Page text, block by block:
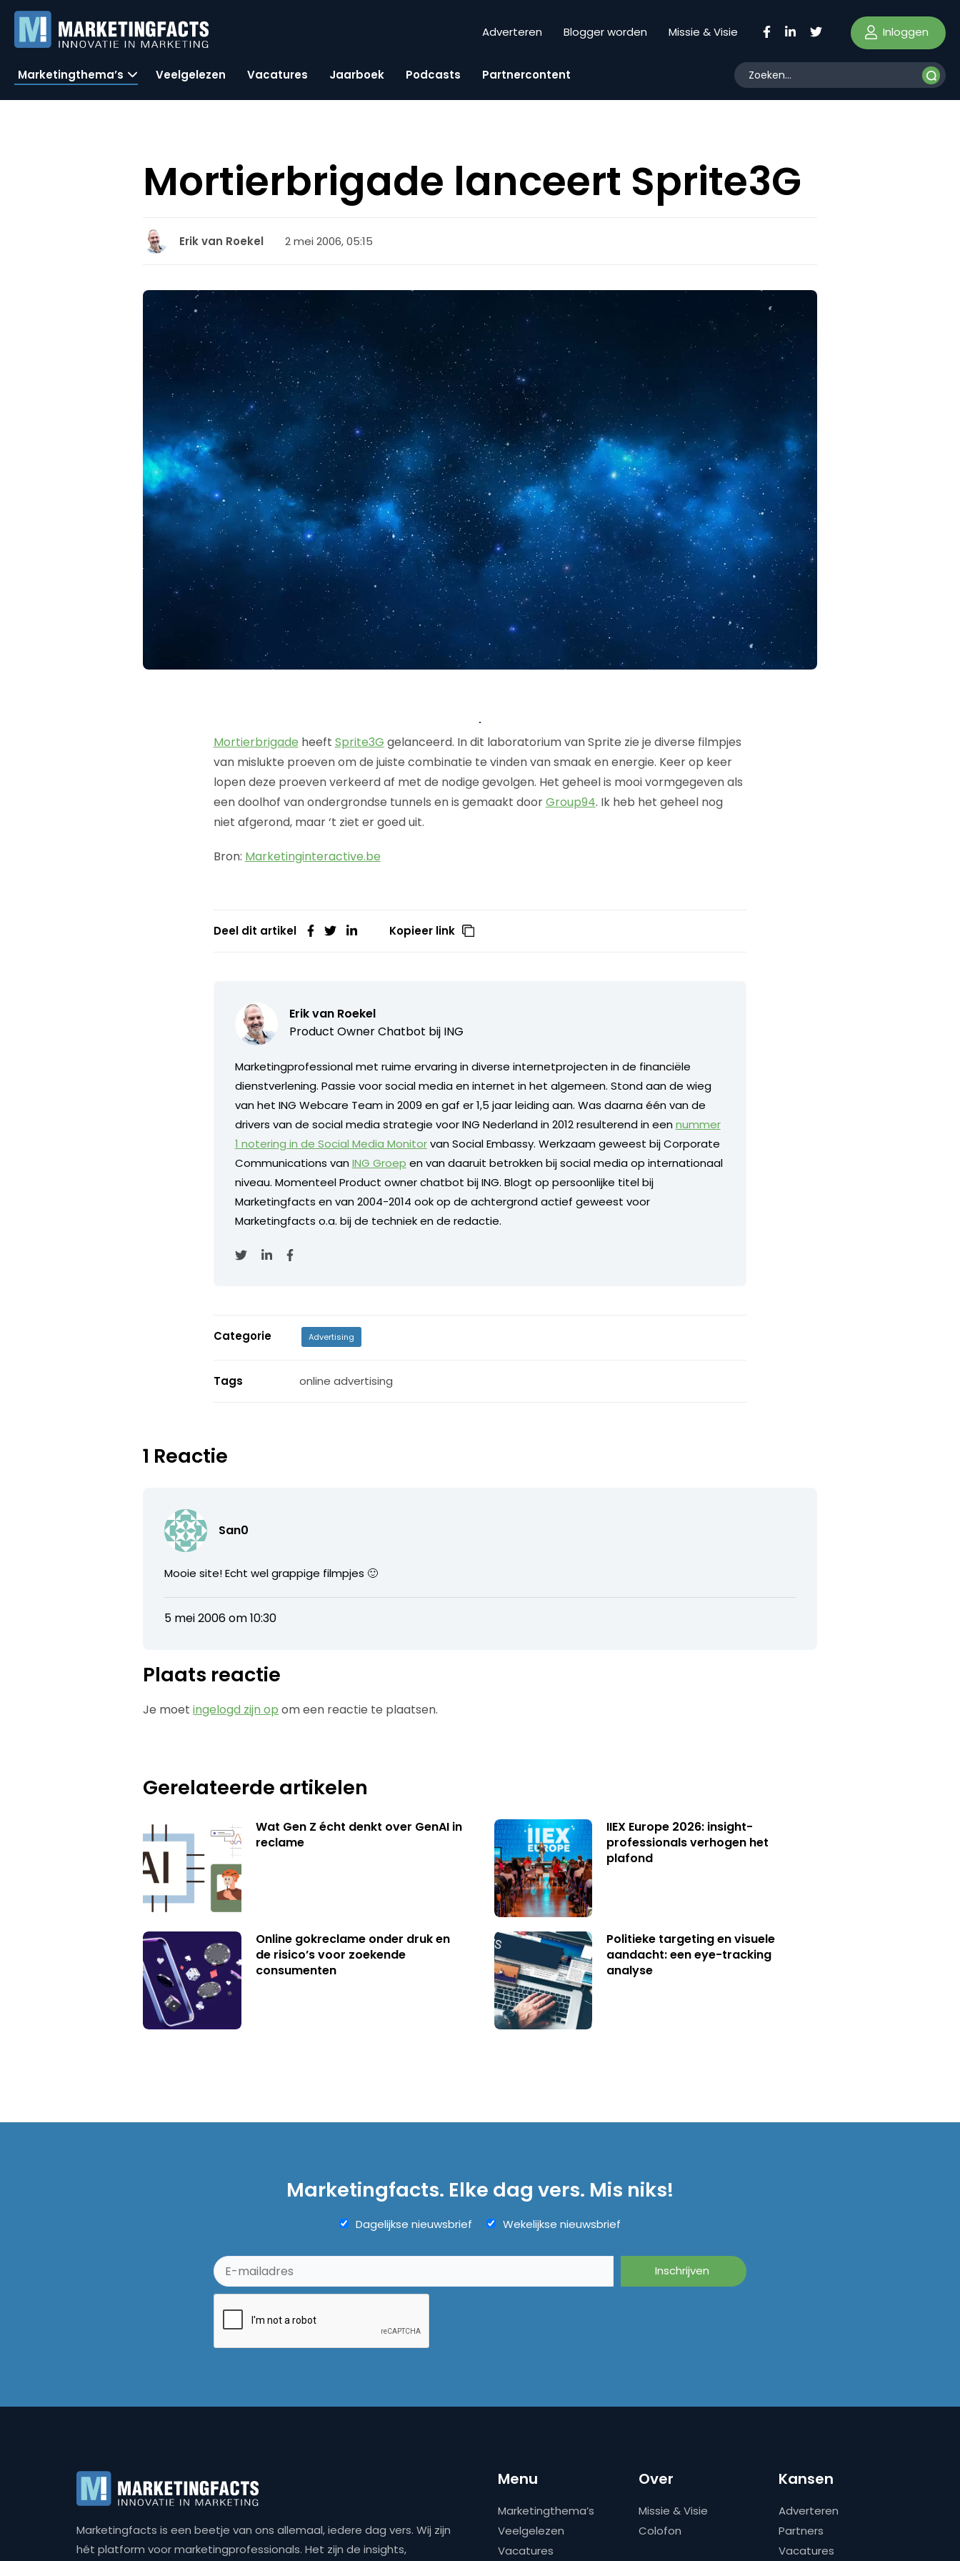
Adverteren Blogger worden Missie & Visie Inloggen
Marketingthema’s Veelgelezen Vacatures Jaarboek Podcasts Partnercontent
Mortierbrigade lanceert Sprite3G
Erik van Roekel 2 mei 2006, 05:15
Mortierbrigade heeft Sprite3G gelanceerd. In dit laboratorium van Sprite zie je diverse filmpjes
van mislukte proeven om de juiste combinatie te vinden van smaak en energie. Keer op keer
lopen deze proeven verkeerd af met de nodige gevolgen. Het geheel is mooi vormgegeven als
een doolhof van ondergrondse tunnels en is gemaakt doorGroup94. Ik heb het geheel nog
niet afgerond, maar ‘t ziet er goed uit.
Bron: Marketinginteractive.be
Deel dit artikel Kopieer link
Erik van Roekel
Product Owner Chatbot bij ING
Marketingprofessional met ruime ervaring in diverse internetprojecten in de financiële
dienstverlening. Passie voor social media en internet in het algemeen. Stond aan de wieg
van het ING Webcare Team in 2009 en gaf er 1,5 jaar leiding aan. Was daarna één van de
drivers van de social media strategie voor ING Nederland in 2012 resulterend in eennummer
1 notering in de Social Media Monitorvan Social Embassy. Werkzaam geweest bij Corporate
Communications vanING Groep en van daaruit betrokken bij social media op internationaal
niveau. Momenteel Product owner chatbot bij ING. Blogt op persoonlijke titel bij
Marketingfacts en van 2004-2014 ook op de achtergrond actief geweest voor
Marketingfacts o.a. bij de techniek en de redactie.
Categorie Advertising
Tags online advertising
1 Reactie
San0
Mooie site! Echt wel grappige filmpjes 🙂
5 mei 2006 om 10:30
Plaats reactie
Je moetingelogd zijn op om een reactie te plaatsen.
Gerelateerde artikelen
Wat Gen Z écht denkt over GenAI in
reclame
IIEX Europe 2026: insight-
professionals verhogen het
plafond
Online gokreclame onder druk en
de risico’s voor zoekende
consumenten
Politieke targeting en visuele
aandacht: een eye-tracking
analyse
Marketingfacts. Elke dag vers. Mis niks!
Dagelijkse nieuwsbrief Wekelijkse nieuwsbrief
Marketingfacts is een beetje van ons allemaal, iedere dag vers. Wij zijn
hét platform voor marketingprofessionals. Het zijn de insights,
Menu
Marketingthema’s
Veelgelezen
Vacatures
Over
Missie & Visie
Colofon
Kansen
Adverteren
Partners
Vacatures